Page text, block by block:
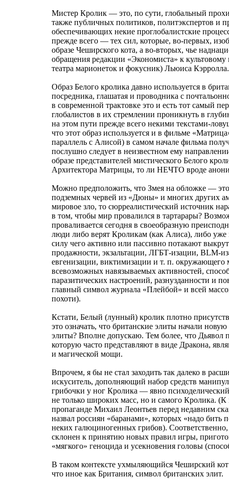
Мистер Кролик — это, по сути, глобальный
также публичных политиков, политэкспертов и
обеспечивающих некие проглобалистские
прежде всего — тех сил, которые, во-первых,
образе Чеширского кота, а во-вторых, чье
обращения редакции «Экономиста» к
театра марионеток и фокусник) Льюиса Кэрролла.
Образ Белого кролика давно используется в
посредника, глашатая и проводника с
в современной трактовке это и есть тот самый
глобалистов в их стремлении проникнуть в
на этом пути прежде всего некими текстами-
что этот образ используется и в фильме
параллель с Алисой) в самом начале фильма
послушно следует в неизвестном ему
образе представителей мистического Белого
Архитектора Матрицы, то ли НЕЧТО вроде
Можно предположить, что Змея на обложке — это
подземных червей из «Дюны» и многих других
мировое зло, то сюрреалистический источник
в том, чтобы мир провалился в тартарары?
проваливается сегодня в своеобразную
люди либо верят Кроликам (как Алиса), либо
силу чего активно или пассивно потакают
продажности, экзальтации, ЛГБТ-изации, BLM-
евгенизации, виктимизации и т. п.
всевозможных навязываемых активностей,
паразитических настроений, разнузданности и
главный символ журнала «Плейбой» и всей
похоти).
Кстати, Белый (лунный) кролик плотно
это означать, что британские элиты начали
элиты? Вполне допускаю. Тем более, что Дьявол
которую часто представляют в виде Дракона,
и магической мощи.
Впрочем, я бы не стал заходить так далеко в
искуситель, дополняющий набор средств
грибочки у ног Кролика — явно
не только широких масс, но и самого Кролика.
пропаганде Михаил Леонтьев перед недавним
назвал россиян «баранами», которых «надо бить
неких галюциногенных грибов).
склонен к принятию новых правил игры,
«мягкого» геноцида и усекновения головы
В таком контексте ухмыляющийся Чеширский
что иное как Британия, символ британских элит.